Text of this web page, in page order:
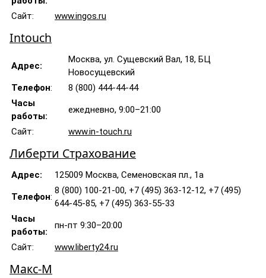
Сайт:
www.ingos.ru
Intouch
Адрес:
Москва, ул. Сущевский Вал, 18, БЦ
Новосущевский
Телефон:
8 (800) 444-44-44
Часы
работы:
ежедневно, 9:00–21:00
Сайт: www.in-touch.ru
Либерти Страхование
Адрес: 125009 Москва, Семеновская пл., 1а
Телефон:
8 (800) 100-21-00, +7 (495) 363-12-12, +7 (495)
644-45-85, +7 (495) 363-55-33
Часы
работы:
пн-пт 9:30–20:00
Сайт: www.liberty24.ru
Макс-М